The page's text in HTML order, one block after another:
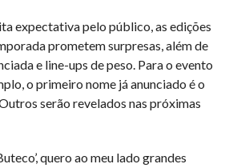
expectativa pelo público, as edições
prometem surpresas, além de
e line-ups de peso. Para o evento
o primeiro nome já anunciado é o
serão revelados nas próximas
quero ao meu lado grandes